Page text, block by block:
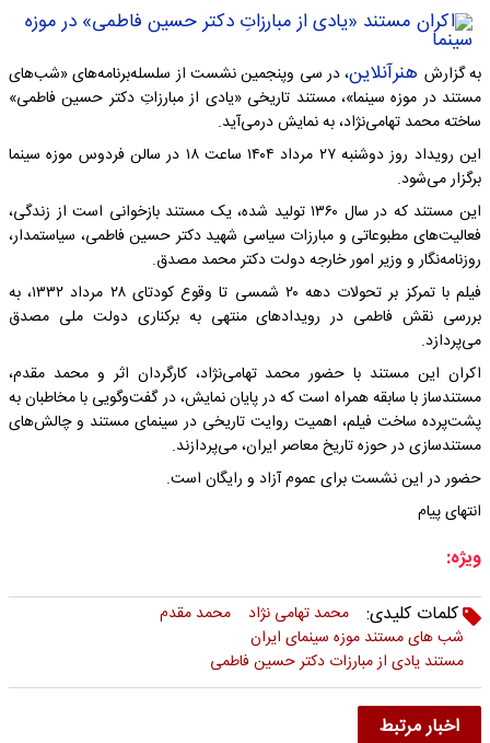
به گزارش هنرآنلاین، در سی‌ وپنجمین نشست از سلسله‌برنامه‌های «شب‌های
مستند در موزه سینما»، مستند تاریخی «یادی از مبارزاتِ دکتر حسین فاطمی»
ساخته محمد تهامی‌نژاد، به نمایش درمی‌آید.
این رویداد روز دوشنبه ۲۷ مرداد ۱۴۰۴ ساعت ۱۸ در سالن فردوس موزه سینما
برگزار می‌شود.
این مستند که در سال ۱۳۶۰ تولید شده، یک مستند بازخوانی‌ است از زندگی،
فعالیت‌های مطبوعاتی و مبارزات سیاسی شهید دکتر حسین فاطمی، سیاستمدار،
روزنامه‌نگار و وزیر امور خارجه دولت دکتر محمد مصدق.
فیلم با تمرکز بر تحولات دهه ۲۰ شمسی تا وقوع کودتای ۲۸ مرداد ۱۳۳۲، به
بررسی نقش فاطمی در رویدادهای منتهی به برکناری دولت ملی مصدق
می‌پردازد.
اکران این مستند با حضور محمد تهامی‌نژاد، کارگردان اثر و محمد مقدم،
مستندساز با سابقه همراه است که در پایان نمایش، در گفت‌وگویی با مخاطبان به
پشت‌پرده ساخت فیلم، اهمیت روایت تاریخی در سینمای مستند و چالش‌های
مستندسازی در حوزه تاریخ معاصر ایران، می‌پردازند.
حضور در این نشست برای عموم آزاد و رایگان است.
انتهای پیام
ویژه:
کلمات کلیدی:
محمد تهامی نژاد
محمد مقدم
شب های مستند موزه سینمای ایران
مستند یادی از مبارزات دکتر حسین فاطمی
اخبار مرتبط